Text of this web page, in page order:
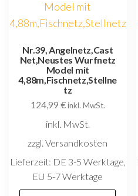
Nr.39, Angelnetz,Cast
Net,Neustes Wurfnetz
Model mit
4,88m,Fischnetz,Stellne
tz
124,99 €inkl. MwSt.
inkl. MwSt.
zzgl. Versandkosten
Lieferzeit: DE 3-5 Werktage,
EU 5-7 Werktage